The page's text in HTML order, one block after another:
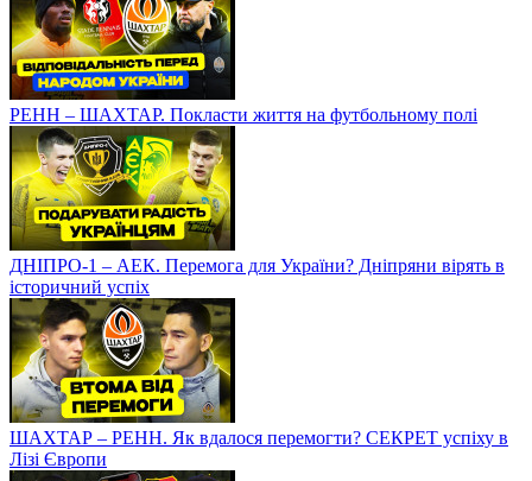
РЕНН – ШАХТАР. Покласти життя на футбольному полі
ДНІПРО-1 – АЕК. Перемога для України? Дніпряни вірять в
історичний успіх
ШАХТАР – РЕНН. Як вдалося перемогти? СЕКРЕТ успіху в
Лізі Європи